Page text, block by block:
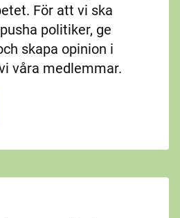
För att vi ska
politiker, ge
skapa opinion i
våra medlemmar.